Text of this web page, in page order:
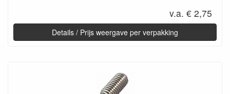
v.a. € 2,75
Details / Prijs weergave per verpakking